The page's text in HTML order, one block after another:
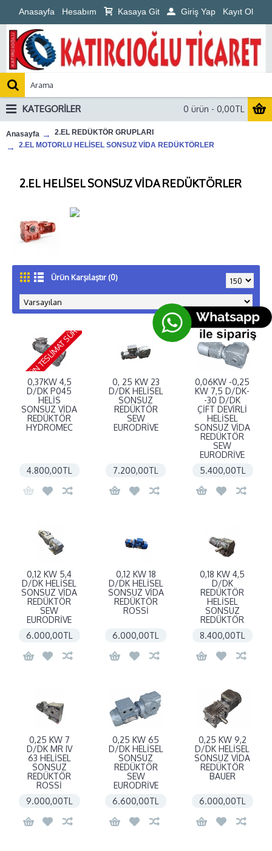
Anasayfa Hesabım Kasaya Git Giriş Yap Kayıt Ol
0 ürün - 0,00TL
KATEGORILER
Anasayfa
2.EL REDÜKTÖR GRUPLARI
2.EL MOTORLU HELİSEL SONSUZ VİDA REDÜKTÖRLER
2.EL HELİSEL SONSUZ VİDA REDÜKTÖRLER
Ürün Karşılaştır (0)
15 GÜN TESLIMAT SÜRESI
0,37KW 4,5
D/DK P045
HELİS
SONSUZ VİDA
REDÜKTÖR
HYDROMEC
4.800,00TL
0, 25 KW 23
D/DK HELİSEL
SONSUZ
REDÜKTÖR
SEW
EURODRİVE
7.200,00TL
0,06KW -0,25
KW 7,5 D/DK-
-30 D/DK
ÇİFT DEVİRLİ
HELİSEL
SONSUZ VİDA
REDÜKTÖR
SEW
EURODRİVE
5.400,00TL
0,12 KW 5,4
D/DK HELİSEL
SONSUZ VİDA
REDÜKTÖR
SEW
EURODRİVE
6.000,00TL
0,12 KW 18
D/DK HELİSEL
SONSUZ VİDA
REDÜKTÖR
ROSSİ
6.000,00TL
0,18 KW 4,5
D/DK
REDÜKTÖR
HELİSEL
SONSUZ
REDÜKTÖR
8.400,00TL
0,25 KW 7
D/DK MR IV
63 HELİSEL
SONSUZ
REDÜKTÖR
ROSSİ
9.000,00TL
0,25 KW 65
D/DK HELİSEL
SONSUZ
REDÜKTÖR
SEW
EURODRİVE
6.600,00TL
0,25 KW 9,2
D/DK HELİSEL
SONSUZ VİDA
REDÜKTÖR
BAUER
6.000,00TL